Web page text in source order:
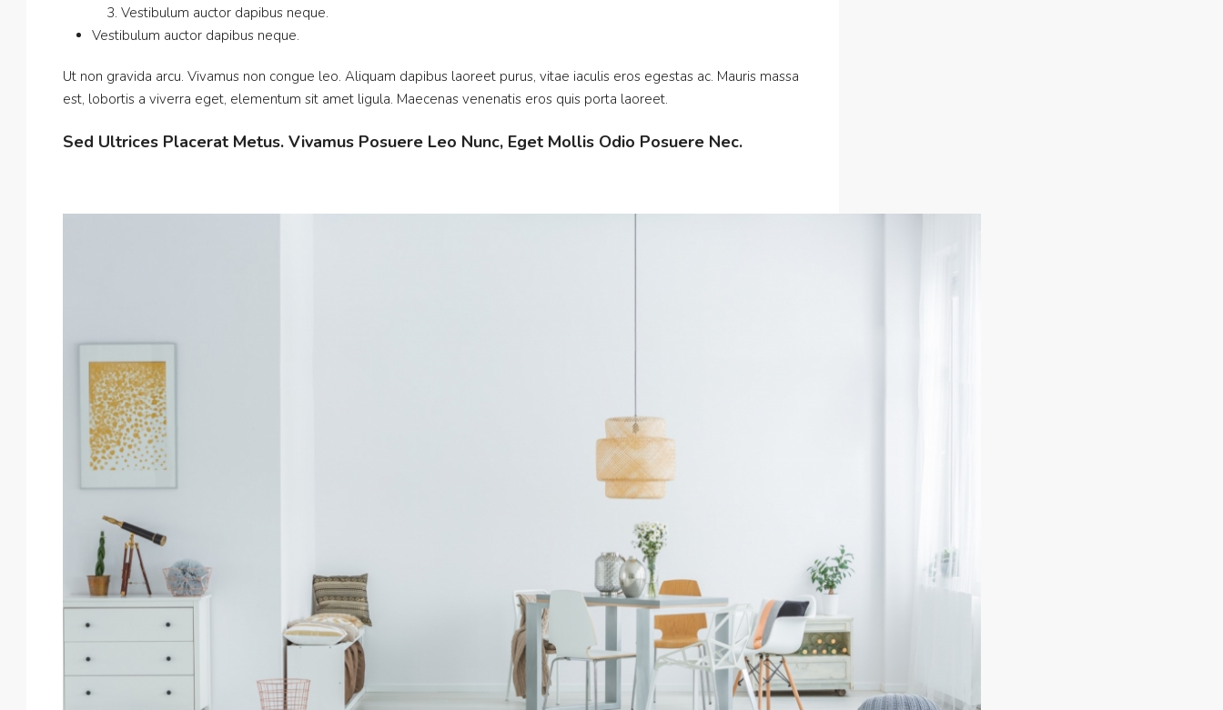
Vestibulum auctor dapibus neque.
Vestibulum auctor dapibus neque.
Ut non gravida arcu. Vivamus non congue leo. Aliquam dapibus laoreet purus, vitae iaculis eros egestas ac. Mauris massa
est, lobortis a viverra eget, elementum sit amet ligula. Maecenas venenatis eros quis porta laoreet.
Sed Ultrices Placerat Metus. Vivamus Posuere Leo Nunc, Eget Mollis Odio Posuere Nec.